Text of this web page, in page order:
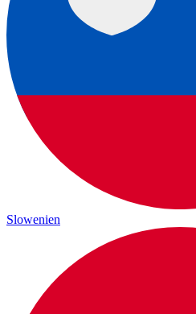
Slowenien